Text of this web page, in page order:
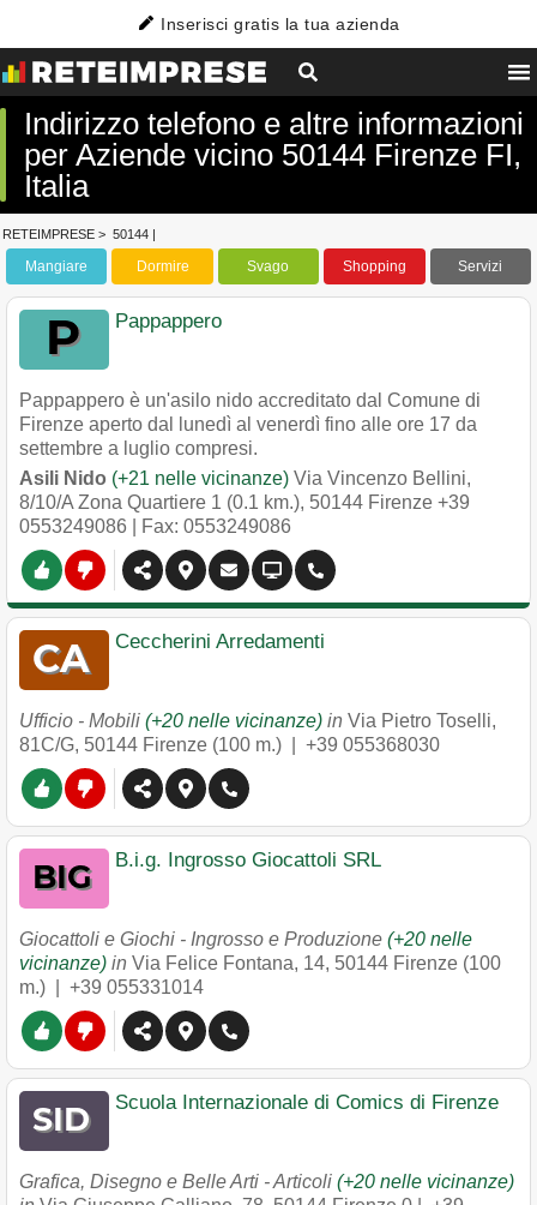
Inserisci gratis la tua azienda
Indirizzo telefono e altre informazioni
per Aziende vicino 50144 Firenze FI,
Italia
RETEIMPRESE > 50144 |
Mangiare Dormire Svago Shopping Servizi
Pappappero
Pappappero è un'asilo nido accreditato dal Comune di
Firenze aperto dal lunedì al venerdì fino alle ore 17 da
settembre a luglio compresi.
Asili Nido (+21 nelle vicinanze) Via Vincenzo Bellini,
8/10/A Zona Quartiere 1 (0.1 km.), 50144 Firenze +39
0553249086 | Fax: 0553249086
Ceccherini Arredamenti
Ufficio - Mobili (+20 nelle vicinanze) in Via Pietro Toselli,
81C/G, 50144 Firenze (100 m.) | +39 055368030
B.i.g. Ingrosso Giocattoli SRL
Giocattoli e Giochi - Ingrosso e Produzione (+20 nelle
vicinanze) in Via Felice Fontana, 14, 50144 Firenze (100
m.) | +39 055331014
Scuola Internazionale di Comics di Firenze
Grafica, Disegno e Belle Arti - Articoli (+20 nelle vicinanze)